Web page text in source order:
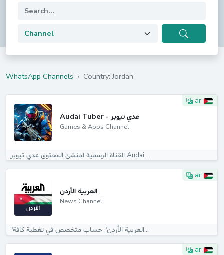
WhatsApp Channels › Country: Jordan
ar
Audai Tuber - عدي تيوبر
Games & Apps Channel
القناة الرسمية لمنشئ المحتوى عدي تيوبر Audai...
ar
العربية الأردن
News Channel
"العربية الأردن" حساب متخصص في تغطية كافة...
ar